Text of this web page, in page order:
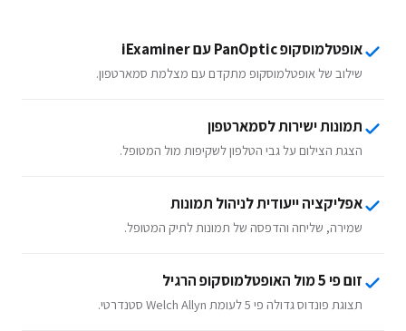
אופטלמוסקופ PanOptic עם iExaminer
שילוב של אופטלמוסקופ מתקדם עם מצלמת סמארטפון.
תמונות ישירות לסמארטפון
הצגת הצילום על גבי הטלפון לשקיפות מול המטופל.
אפליקציה ייעודית לניהול תמונות
שמירה, שליחה והדפסה של תמונות לתיק המטופל.
זום פי 5 מול האופטלמוסקופ הרגיל
תצוגת פונדוס גדולה פי 5 לעומת Welch Allyn סטנדרטי.